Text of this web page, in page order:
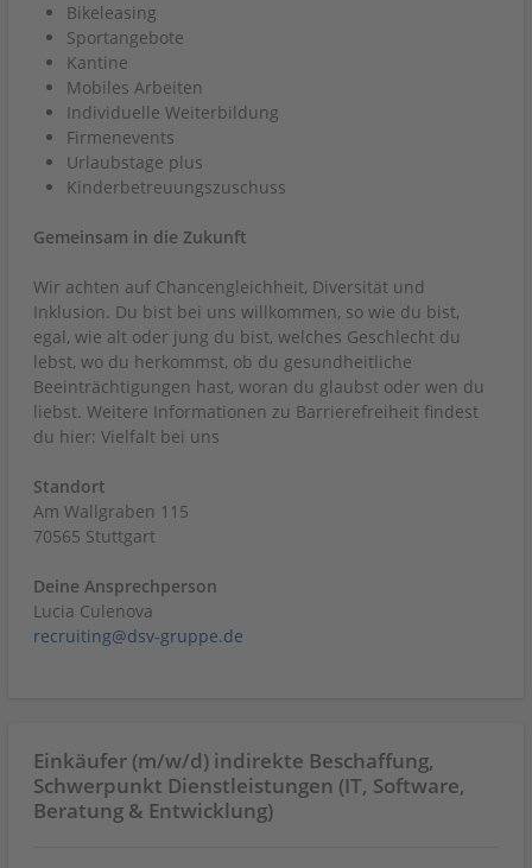
Bikeleasing
Sportangebote
Kantine
Mobiles Arbeiten
Individuelle Weiterbildung
Firmenevents
Urlaubstage plus
Kinderbetreuungszuschuss
Gemeinsam in die Zukunft
Wir achten auf Chancengleichheit, Diversität und
Inklusion. Du bist bei uns willkommen, so wie du bist,
egal, wie alt oder jung du bist, welches Geschlecht du
lebst, wo du herkommst, ob du gesundheitliche
Beeinträchtigungen hast, woran du glaubst oder wen du
liebst. Weitere Informationen zu Barrierefreiheit findest
du hier: Vielfalt bei uns
Standort
Am Wallgraben 115
70565 Stuttgart
Deine Ansprechperson
Lucia Culenova
recruiting@dsv-gruppe.de
Einkäufer (m/w/d) indirekte Beschaffung,
Schwerpunkt Dienstleistungen (IT, Software,
Beratung & Entwicklung)